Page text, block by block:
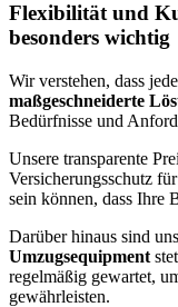
Flexibilität und
besonders wichtig
Wir verstehen, dass
maßgeschneiderte
Bedürfnisse und
Unsere transparente
Versicherungsschutz
sein können, dass Ihre
Darüber hinaus sind
Umzugsequipment
regelmäßig gewartet,
gewährleisten.